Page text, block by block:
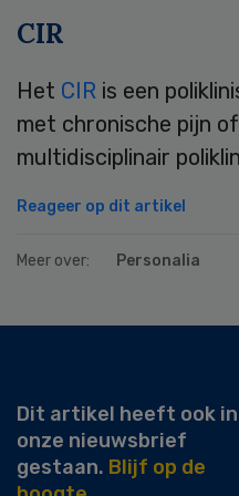
CIR
Het CIR is een
met chronische pijn
multidisciplinair
Reageer op dit artikel
Meer over: Personalia
Dit artikel heeft ook in
onze nieuwsbrief
gestaan. Blijf op de